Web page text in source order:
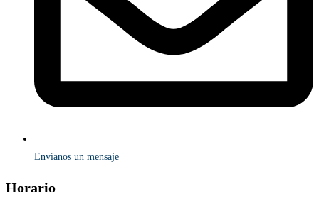
Envíanos un mensaje
Horario